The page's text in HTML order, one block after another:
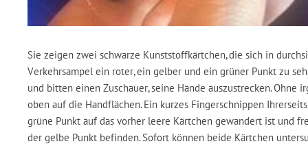
Sie zeigen zwei schwarze Kunststoffkärtchen, die sich in
Verkehrsampel ein roter, ein gelber und ein grüner Punkt zu
und bitten einen Zuschauer, seine Hände auszustrecken.
oben auf die Handflächen. Ein kurzes Fingerschnippen
grüne Punkt auf das vorher leere Kärtchen gewandert ist und
der gelbe Punkt befinden. Sofort können beide Kärtchen